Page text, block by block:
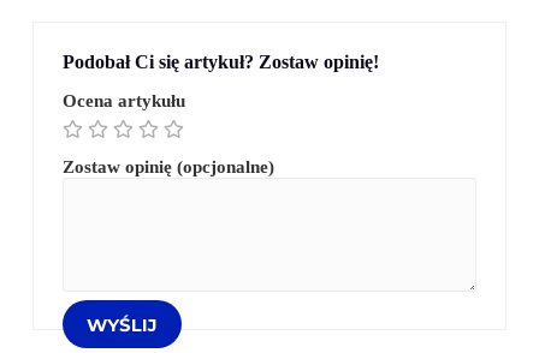
Podobał Ci się artykuł? Zostaw opinię!
Ocena artykułu
Zostaw opinię (opcjonalne)